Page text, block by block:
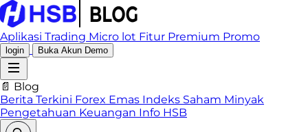
Aplikasi Trading Micro lot Fitur Premium Promo
login Buka Akun Demo
📄 Blog
Berita Terkini Forex Emas Indeks Saham Minyak
Pengetahuan Keuangan Info HSB